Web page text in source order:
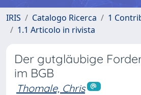
IRIS Catalogo Ricerca
1
1.1 Articolo in rivista
Der gutgläubige
im BGB
Thomale, Chris